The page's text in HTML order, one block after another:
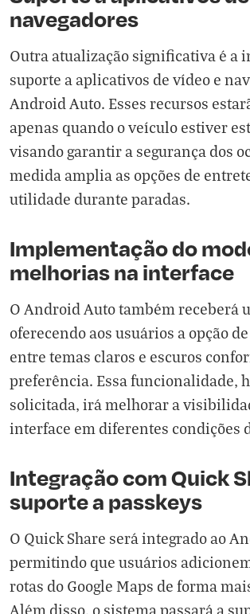
navegadores
Outra atualização significativa é a
suporte a aplicativos de vídeo e
Android Auto. Esses recursos
apenas quando o veículo estiver
visando garantir a segurança dos
medida amplia as opções de
utilidade durante paradas.
Implementação do
melhorias na interface
O Android Auto também receberá
oferecendo aos usuários a opção
entre temas claros e escuros
preferência. Essa funcionalidade,
solicitada, irá melhorar a
interface em diferentes condições
Integração com Quick
suporte a passkeys
O Quick Share será integrado ao
permitindo que usuários
rotas do Google Maps de forma
Além disso, o sistema passará a